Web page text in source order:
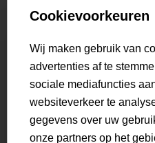
Hoodies
Polo's
T-shirts
Overshirts
Overhemden
Sweatpants
Broeken
Genti X PSV
Bestellen & Betalen
Retourneren
Veelgestelde vragen
Mijn Account
beoordelingen
Cookievoorkeuren
Wij maken gebruik van
advertenties af te
sociale mediafuncties
websiteverkeer te
gegevens over uw
onze partners op het